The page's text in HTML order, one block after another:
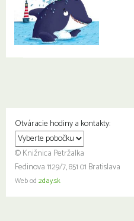
Otváracie hodiny a kontakty:
© Knižnica Petržalka
Fedinova 1129/7, 851 01 Bratislava
Web od 2day.sk